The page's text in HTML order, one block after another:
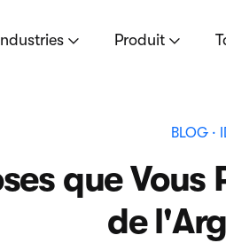
Produit
BLOG ·
que Vous
de